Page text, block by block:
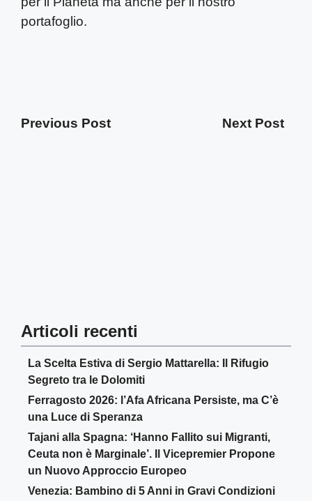
portafoglio.
Previous Post Next Post
Articoli recenti
La Scelta Estiva di Sergio Mattarella: Il Rifugio
Segreto tra le Dolomiti
Ferragosto 2026: l’Afa Africana Persiste, ma C’è
una Luce di Speranza
Tajani alla Spagna: ‘Hanno Fallito sui Migranti,
Ceuta non è Marginale’. Il Vicepremier Propone
un Nuovo Approccio Europeo
Venezia: Bambino di 5 Anni in Gravi Condizioni